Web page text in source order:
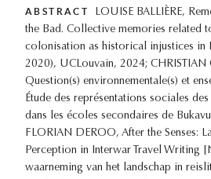
ABSTRACT
LOUISE BALLIÈRE,
the Bad. Collective memories related
colonisation as historical injustices in
2020), UCLouvain, 2024; CHRISTIAN
Question(s) environnementale(s) et
Étude des représentations sociales
dans les écoles secondaires de
FLORIAN DEROO, After the Senses:
Perception in Interwar Travel Writing
waarneming van het landschap in